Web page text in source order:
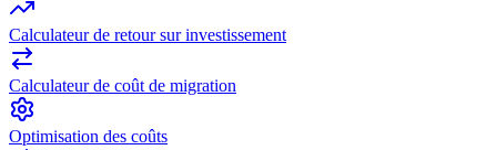
Calculateur de retour sur investissement
Calculateur de coût de migration
Optimisation des coûts